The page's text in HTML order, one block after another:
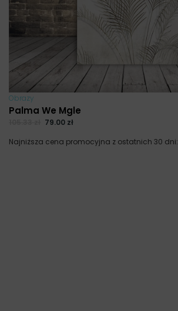
Obrazy
Palma We Mgle
79.00 zł
Najniższa cena promocyjna z ostatnich 30 dni: